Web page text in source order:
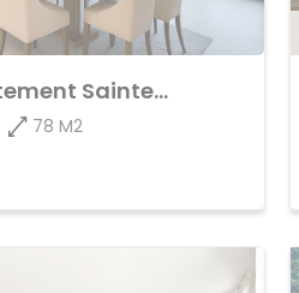
Achat Appartement Sainte-Thérèse
78 M2